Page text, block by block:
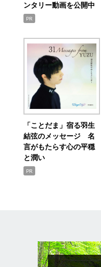
ンタリー動画を公開中
PR
「ことだま」宿る羽生
結弦のメッセージ 名
言がもたらす心の平穏
と潤い
PR